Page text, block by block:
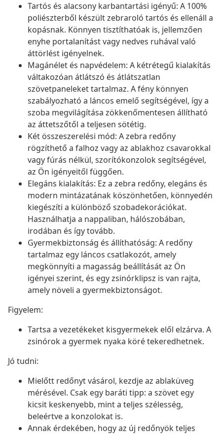
Tartós és alacsony karbantartási igényű: A 100%
poliészterből készült zebraroló tartós és ellenáll a
kopásnak. Könnyen tisztíthatóak is, jellemzően
enyhe portalanítást vagy nedves ruhával való
áttörlést igényelnek.
Magánélet és napvédelem: A kétrétegű kialakítás
váltakozóan átlátszó és átlátszatlan
szövetpaneleket tartalmaz. A fény könnyen
szabályozható a láncos emelő segítségével, így a
szoba megvilágítása zökkenőmentesen állítható
az áttetszőtől a teljesen sötétig.
Két összeszerelési mód: A zebra redőny
rögzíthető a falhoz vagy az ablakhoz csavarokkal
vagy fúrás nélkül, szorítókonzolok segítségével,
az Ön igényeitől függően.
Elegáns kialakítás: Ez a zebra redőny, elegáns és
modern mintázatának köszönhetően, könnyedén
kiegészíti a különböző szobadekorációkat.
Használhatja a nappaliban, hálószobában,
irodában és így tovább.
Gyermekbiztonság és állíthatóság: A redőny
tartalmaz egy láncos csatlakozót, amely
megkönnyíti a magasság beállítását az Ön
igényei szerint, és egy zsinórklipsz is van rajta,
amely növeli a gyermekbiztonságot.
Figyelem:
Tartsa a vezetékeket kisgyermekek elől elzárva. A
zsinórok a gyermek nyaka köré tekeredhetnek.
Jó tudni:
Mielőtt redőnyt vásárol, kezdje az ablaküveg
mérésével. Csak egy baráti tipp: a szövet egy
kicsit keskenyebb, mint a teljes szélesség,
beleértve a konzolokat is.
Annak érdekében, hogy az új redőnyök teljes